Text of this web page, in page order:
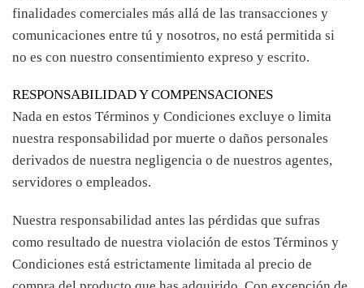
finalidades comerciales más allá de las transacciones y
comunicaciones entre tú y nosotros, no está permitida si
no es con nuestro consentimiento expreso y escrito.
RESPONSABILIDAD Y COMPENSACIONES
Nada en estos Términos y Condiciones excluye o limita
nuestra responsabilidad por muerte o daños personales
derivados de nuestra negligencia o de nuestros agentes,
servidores o empleados.
Nuestra responsabilidad antes las pérdidas que sufras
como resultado de nuestra violación de estos Términos y
Condiciones está estrictamente limitada al precio de